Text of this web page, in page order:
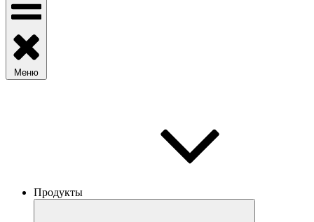
Меню
Продукты